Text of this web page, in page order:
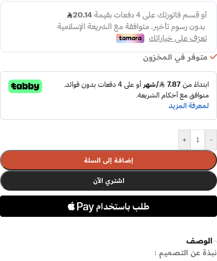
متوفر في المخزون
-
+
إضافة إلى السلة
اشتري الآن
الوصف
نبذة عن التصميم :